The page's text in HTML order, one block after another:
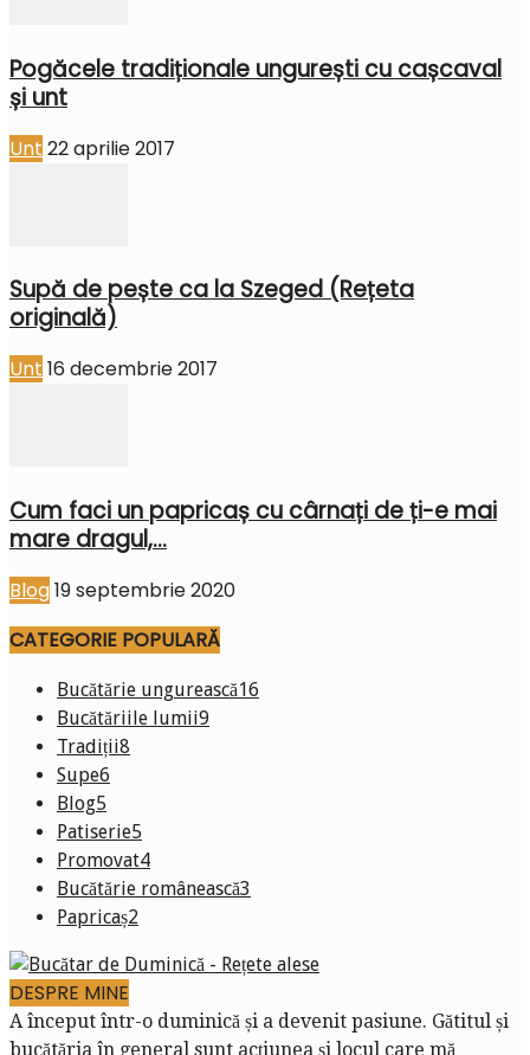
Pogăcele tradiționale ungurești cu cașcaval
și unt
Unt 22 aprilie 2017
Supă de pește ca la Szeged (Rețeta
originală)
Unt 16 decembrie 2017
Cum faci un papricaș cu cârnați de ți-e mai
mare dragul,...
Blog19 septembrie 2020
CATEGORIE POPULARĂ
Bucătărie ungurească16
Bucătăriile lumii9
Tradiții8
Supe6
Blog5
Patiserie5
Promovat4
Bucătărie românească3
Papricaș2
DESPRE MINE
A început într-o duminică și a devenit pasiune. Gătitul și
bucătăria în general sunt acțiunea și locul care mă